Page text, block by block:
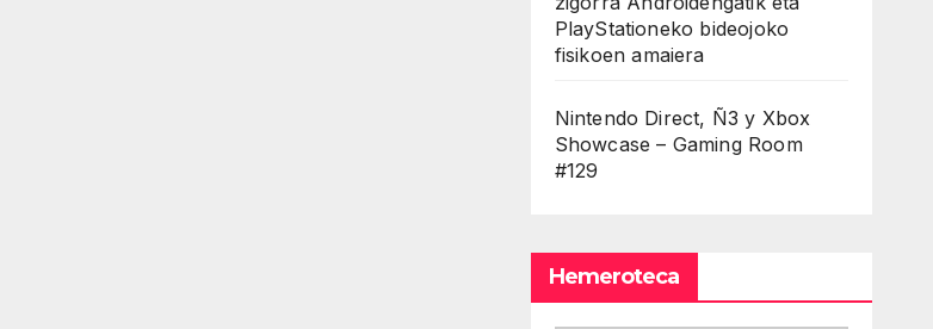
PlayStationeko bideojoko
fisikoen amaiera
Nintendo Direct, Ñ3 y Xbox
Showcase – Gaming Room
#129
Hemeroteca